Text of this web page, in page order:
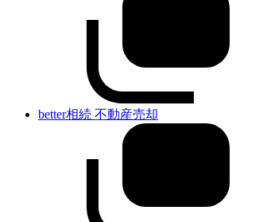
better相続 不動産売却